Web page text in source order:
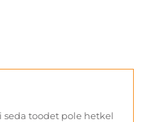
seda toodet pole hetkel